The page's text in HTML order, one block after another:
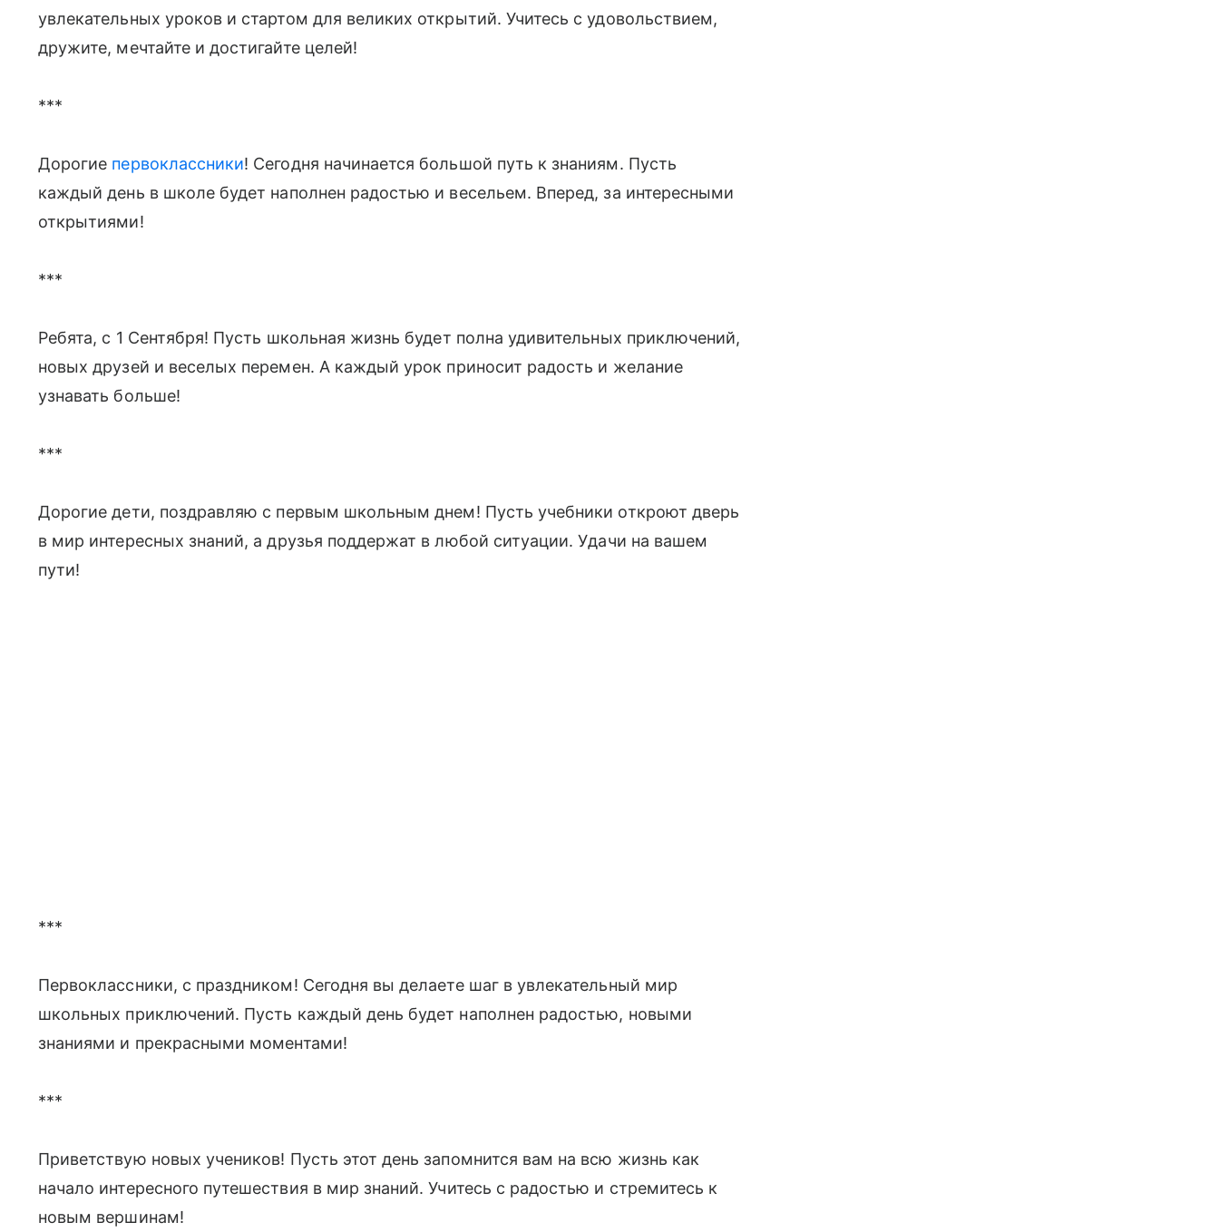
увлекательных уроков и стартом для великих открытий. Учитесь с удовольствием,
дружите, мечтайте и достигайте целей!
***
Дорогие первоклассники! Сегодня начинается большой путь к знаниям. Пусть
каждый день в школе будет наполнен радостью и весельем. Вперед, за интересными
открытиями!
***
Ребята, с 1 Сентября! Пусть школьная жизнь будет полна удивительных приключений,
новых друзей и веселых перемен. А каждый урок приносит радость и желание
узнавать больше!
***
Дорогие дети, поздравляю с первым школьным днем! Пусть учебники откроют дверь
в мир интересных знаний, а друзья поддержат в любой ситуации. Удачи на вашем
пути!
***
Первоклассники, с праздником! Сегодня вы делаете шаг в увлекательный мир
школьных приключений. Пусть каждый день будет наполнен радостью, новыми
знаниями и прекрасными моментами!
***
Приветствую новых учеников! Пусть этот день запомнится вам на всю жизнь как
начало интересного путешествия в мир знаний. Учитесь с радостью и стремитесь к
новым вершинам!